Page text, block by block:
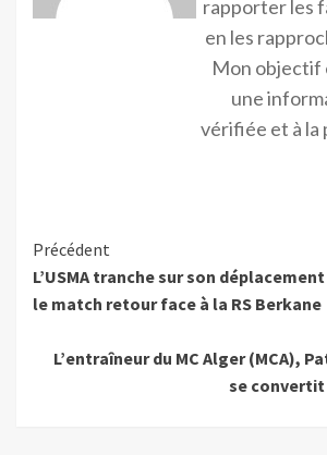
rapporter les
en les
Mon objectif
une
vérifiée et à la
Précédent
L’USMA tranche sur son
le match retour face à la RS Berkane
L’entraîneur du MC Alger (MCA),
se convertit